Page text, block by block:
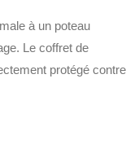
à un poteau
Le coffret de
protégé contre